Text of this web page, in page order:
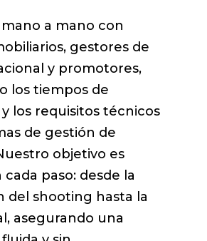
a mano con
gestores de
y promotores,
los tiempos de
los requisitos técnicos
de gestión de
objetivo es
paso: desde la
del shooting hasta la
asegurando una